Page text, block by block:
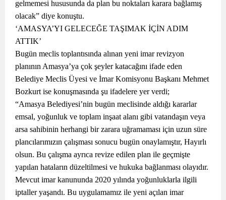
gelmemesi hususunda da plan bu noktaları karara bağlamış
olacak” diye konuştu.
‘AMASYA’YI GELECEĞE TAŞIMAK İÇİN ADIM
ATTIK’
Bugün meclis toplantısında alınan yeni imar revizyon
planının Amasya’ya çok şeyler katacağını ifade eden
Belediye Meclis Üyesi ve İmar Komisyonu Başkanı Mehmet
Bozkurt ise konuşmasında şu ifadelere yer verdi;
“Amasya Belediyesi’nin bugün meclisinde aldığı kararlar
emsal, yoğunluk ve toplam inşaat alanı gibi vatandaşın veya
arsa sahibinin herhangi bir zarara uğramaması için uzun süre
plancılarımızın çalışması sonucu bugün onaylamıştır, Hayırlı
olsun. Bu çalışma ayrıca revize edilen plan ile geçmişte
yapılan hataların düzeltilmesi ve hukuka bağlanması olayıdır.
Mevcut imar kanununda 2020 yılında yoğunluklarla ilgili
iptaller yaşandı. Bu uygulamamız ile yeni açılan imar